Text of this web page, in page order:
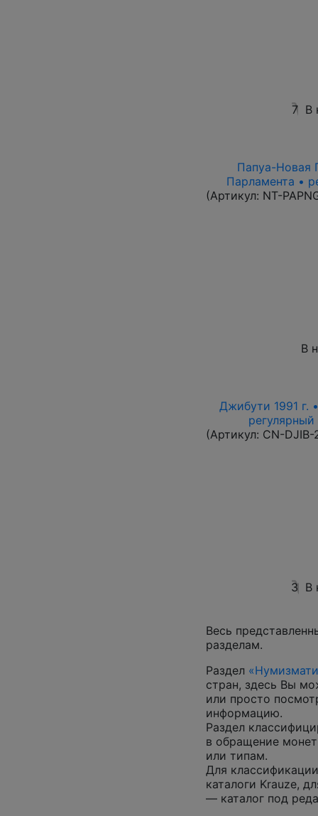
7 В
Папуа-Новая
Парламента •
(Артикул: NT-
В
Джибути 1991 г.
(Артикул: CN-DJIB-
3 В
Весь
разделам.
Раздел
стран, здесь Вы
или просто
информацию.
Раздел
в обращение
или типам.
Для
каталоги Krauze,
— каталог под